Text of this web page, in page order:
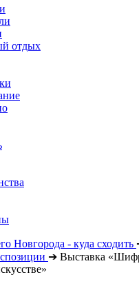
отдых
Новгорода - куда сходить
➔ Выставка